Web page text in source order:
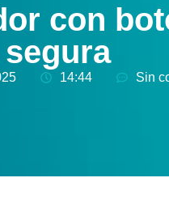
con
14:44 Sin